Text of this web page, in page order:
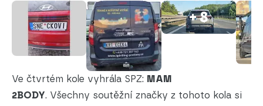
+ 8
Ve čtvrtém kole vyhrála SPZ: MAM
2BODY. Všechny soutěžní značky z tohoto kola si